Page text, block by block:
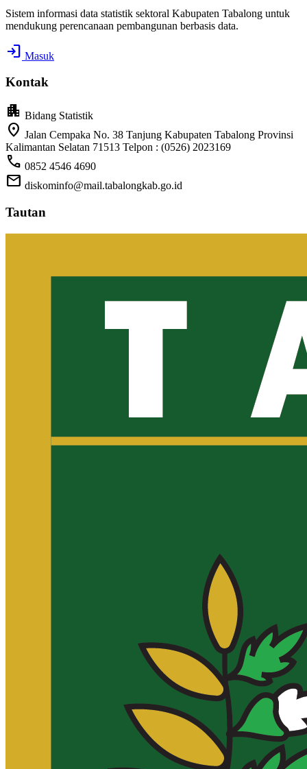
Sistem informasi data statistik sektoral Kabupaten Tabalong untuk
mendukung perencanaan pembangunan berbasis data.
login Masuk
Kontak
apartment Bidang Statistik
location_on Jalan Cempaka No. 38 Tanjung Kabupaten Tabalong Provinsi
Kalimantan Selatan 71513 Telpon : (0526) 2023169
call 0852 4546 4690
mail diskominfo@mail.tabalongkab.go.id
Tautan